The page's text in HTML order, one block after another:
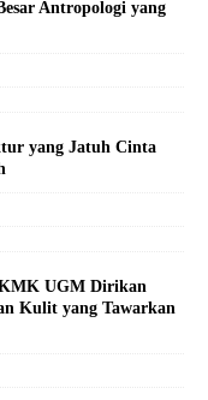
Antropologi yang
yang Jatuh Cinta
UGM Dirikan
Kulit yang Tawarkan